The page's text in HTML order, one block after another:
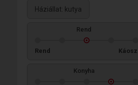
Háziállat: kutya
Rend
Rend Káosz
Konyha